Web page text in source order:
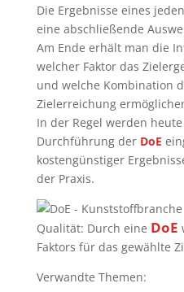
Die Ergebnisse eines
eine abschließende
Am Ende erhält man die
welcher Faktor das
und welche Kombination
Zielerreichung
In der Regel werden
Durchführung der DoE
kostengünstiger
der Praxis.
Qualität: Durch eine DoE
Faktors für das gewählte
Verwandte Themen: